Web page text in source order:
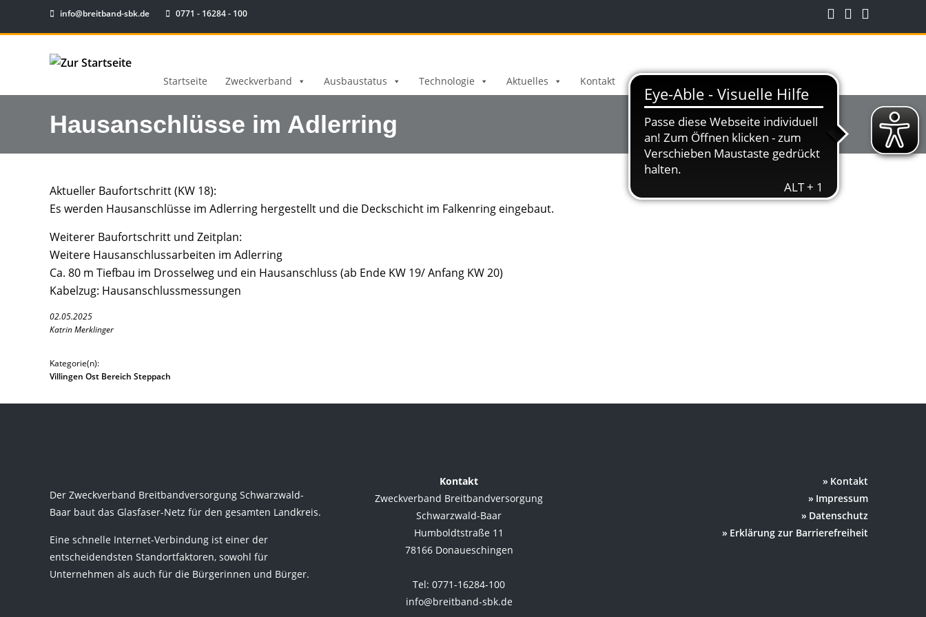
info@breitband-sbk.de 0771 - 16284 - 100
Startseite Zweckverband Ausbaustatus Technologie Aktuelles Kontakt
Hausanschlüsse im Adlerring
Aktueller Baufortschritt (KW 18):
Es werden Hausanschlüsse im Adlerring hergestellt und die Deckschicht im Falkenring eingebaut.
Weiterer Baufortschritt und Zeitplan:
Weitere Hausanschlussarbeiten im Adlerring
Ca. 80 m Tiefbau im Drosselweg und ein Hausanschluss (ab Ende KW 19/ Anfang KW 20)
Kabelzug: Hausanschlussmessungen
02.05.2025
Katrin Merklinger
Kategorie(n):
Villingen Ost Bereich Steppach
Der Zweckverband Breitbandversorgung Schwarzwald-
Baar baut das Glasfaser-Netz für den gesamten Landkreis.
Eine schnelle Internet-Verbindung ist einer der
entscheidendsten Standortfaktoren, sowohl für
Unternehmen als auch für die Bürgerinnen und Bürger.
Kontakt
Zweckverband Breitbandversorgung
Schwarzwald-Baar
Humboldtstraße 11
78166 Donaueschingen
Tel: 0771-16284-100
info@breitband-sbk.de
Kontakt
Impressum
Datenschutz
Erklärung zur Barrierefreiheit